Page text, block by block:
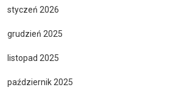
styczeń 2026
grudzień 2025
listopad 2025
październik 2025